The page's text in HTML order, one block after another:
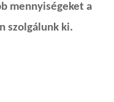
mennyiségeket a
szolgálunk ki.